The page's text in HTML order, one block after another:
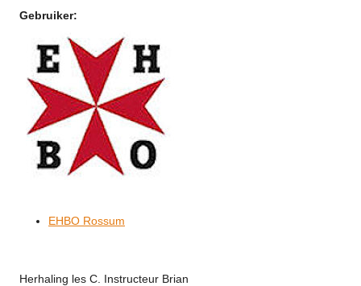
Gebruiker:
EHBO Rossum
Herhaling les C. Instructeur Brian